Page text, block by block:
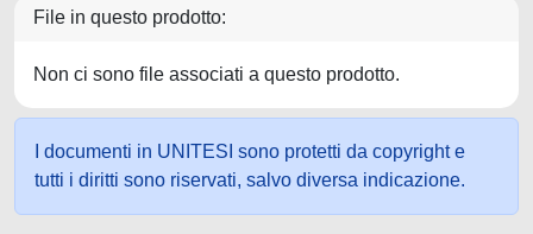
File in questo prodotto:
Non ci sono file associati a questo prodotto.
I documenti in UNITESI sono protetti da copyright e
tutti i diritti sono riservati, salvo diversa indicazione.